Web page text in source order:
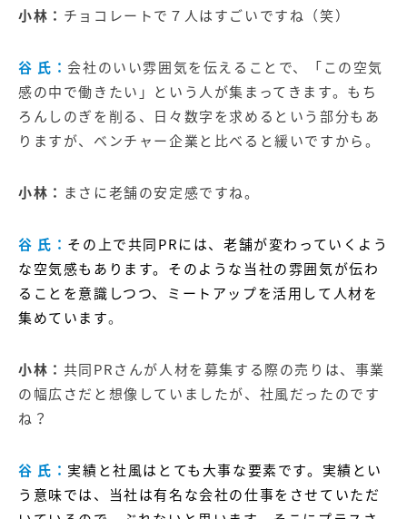
小林： チョコレートで７人はすごいですね（笑）
谷 氏：会社のいい雰囲気を伝えることで、「この空気
感の中で働きたい」という人が集まってきます。もち
ろんしのぎを削る、日々数字を求めるという部分もあ
りますが、ベンチャー企業と比べると緩いですから。
小林： まさに老舗の安定感ですね。
谷 氏： その上で共同PRには、老舗が変わっていくよう
な空気感もあります。そのような当社の雰囲気が伝わ
ることを意識しつつ、ミートアップを活用して人材を
集めています。
小林： 共同PRさんが人材を募集する際の売りは、事業
の幅広さだと想像していましたが、社風だったのです
ね？
谷 氏： 実績と社風はとても大事な要素です。実績とい
う意味では、当社は有名な会社の仕事をさせていただ